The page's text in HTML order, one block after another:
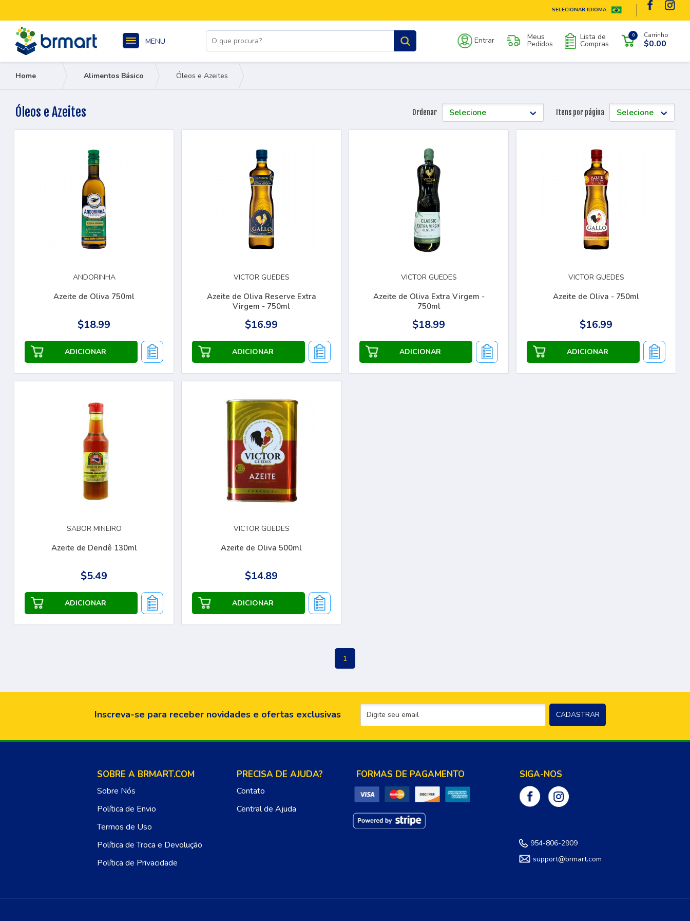
SELECIONAR IDIOMA:
MENU Entrar Meus
Pedidos
Lista de
Compras
0 Carrinho
$0.00
Home Alimentos Básico Óleos e Azeites
Óleos e Azeites Ordenar Itens por página
ANDORINHA
Azeite de Oliva 750ml
$18.99
VICTOR GUEDES
Azeite de Oliva Reserve Extra
Virgem - 750ml
$16.99
VICTOR GUEDES
Azeite de Oliva Extra Virgem -
750ml
$18.99
VICTOR GUEDES
Azeite de Oliva - 750ml
$16.99
SABOR MINEIRO
Azeite de Dendê 130ml
$5.49
VICTOR GUEDES
Azeite de Oliva 500ml
$14.89
1
Inscreva-se para receber novidades e ofertas exclusivas
SOBRE A BRMART.COM
Sobre Nós
Política de Envio
Termos de Uso
Política de Troca e Devolução
Política de Privacidade
PRECISA DE AJUDA?
Contato
Central de Ajuda
FORMAS DE PAGAMENTO SIGA-NOS
954-806-2909
support@brmart.com